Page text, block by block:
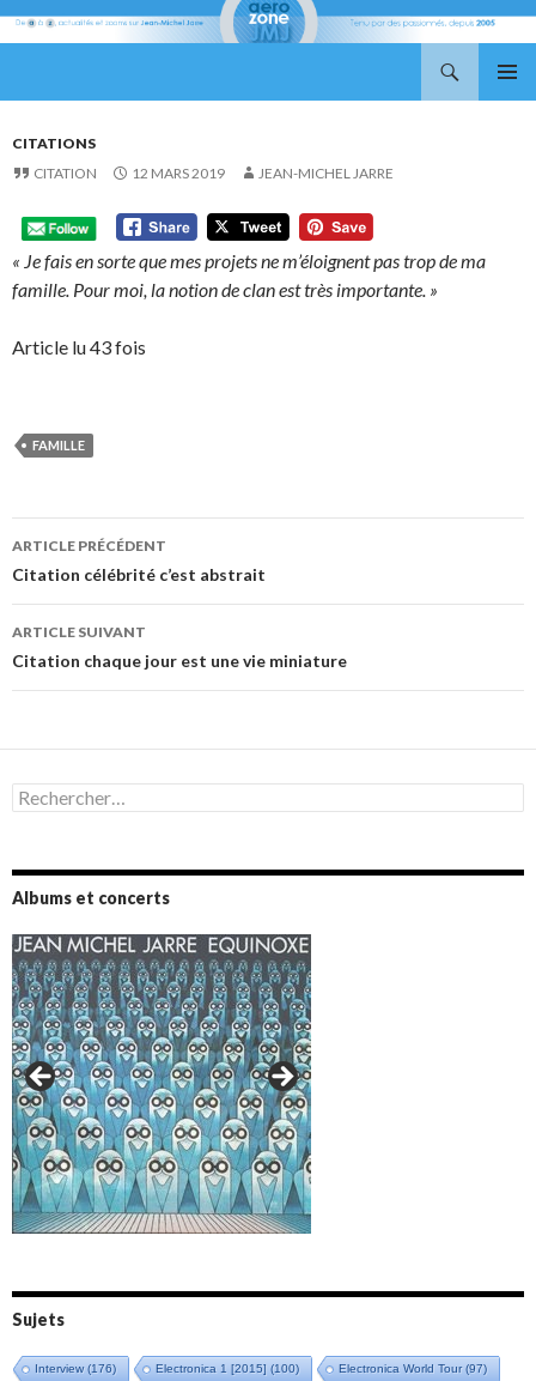
CONTENU
CITATIONS
CITATION
12 MARS 2019 JEAN-MICHEL JARRE
« Je fais en sorte que mes projets ne m’éloignent pas trop de ma
famille. Pour moi, la notion de clan est très importante. »
Article lu 43 fois
FAMILLE
Navigation
des
articles
ARTICLE PRÉCÉDENT
Citation célébrité c’est abstrait
ARTICLE SUIVANT
Citation chaque jour est une vie miniature
Rechercher :
Albums et concerts
Amazônia (2021)
Oxymore (2022)
Versailles 400 (2024)
Live in Bratislava (2025)
Sujets
Interview(176) Electronica 1 [2015] (100) Electronica World Tour(97)